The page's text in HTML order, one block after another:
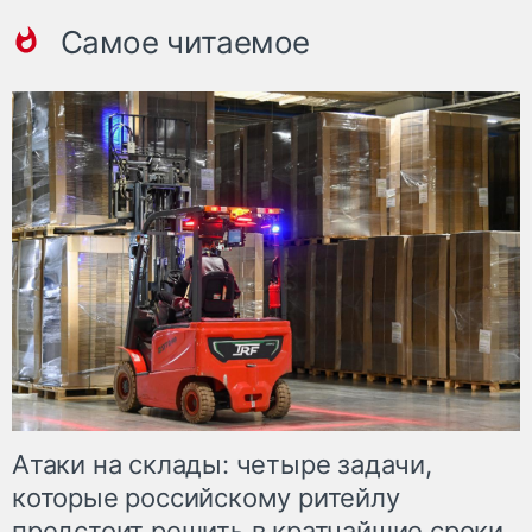
Самое читаемое
Атаки на склады: четыре задачи,
которые российскому ритейлу